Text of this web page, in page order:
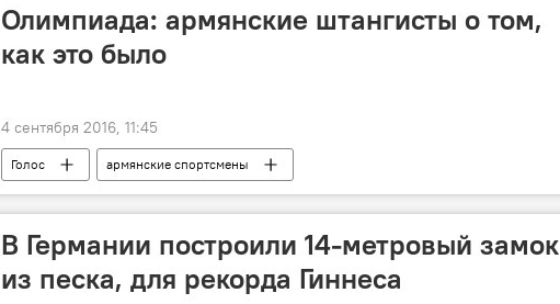
Олимпиада: армянские штангисты о том,
как это было
4 сентября 2016, 11:45
Голос армянские спортсмены
В Германии построили 14-метровый замок
из песка, для рекорда Гиннеса